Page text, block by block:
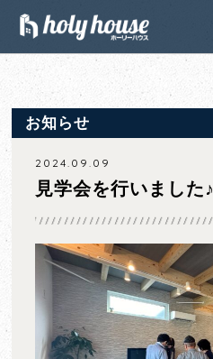
お知らせ
2024.09.09
見学会を行いました♪